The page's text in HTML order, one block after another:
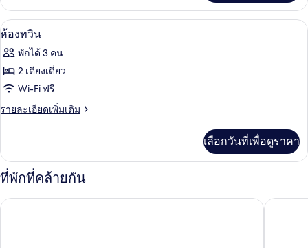
เกี่ยว
กับ
ห้อง
เปิด
ภาพถ่าย
ทั้งหมด
ของ
ห้อง
ห้องทวิน | เครื่องนอนป้องกันสารก่อภูมิ
8
ห้องทวิน
พักได้ 3 คน
2 เตียงเดี่ยว
Wi-Fi ฟรี
รายละเอียดเพิ่มเติม
ราย
เกี่ยว
กับ
ห้อง
ทวิ
น
เลือกวันที่เพื่อดูราคา
ที่พักที่คล้ายกัน
โรงแรม อันตัวแน็ต วิมเบิลดัน เพลิแกน